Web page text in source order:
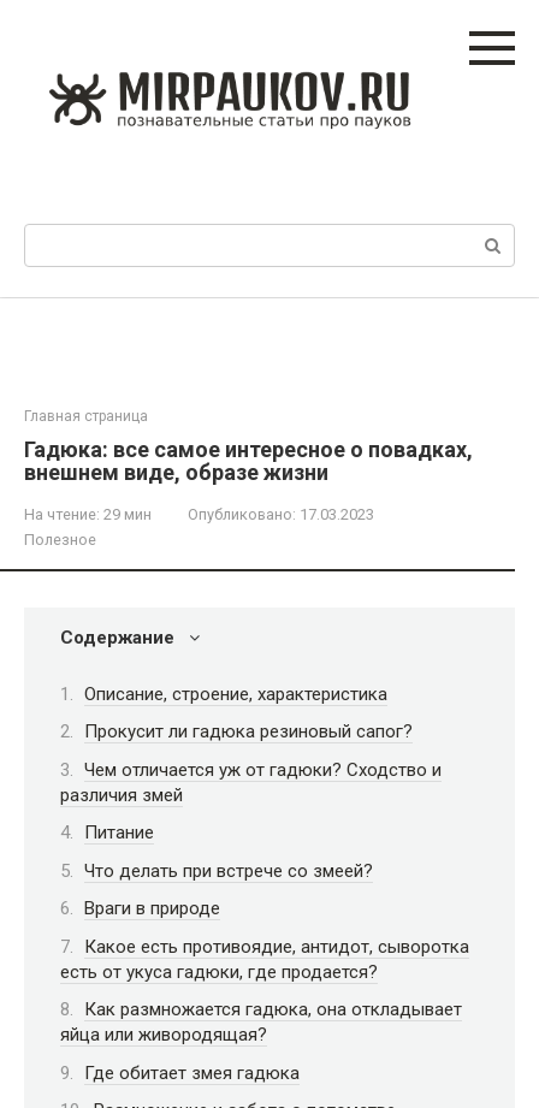
Главная страница
Гадюка: все самое интересное о повадках,
внешнем виде, образе жизни
На чтение: 29 мин Опубликовано: 17.03.2023
Полезное
Содержание
Описание, строение, характеристика
Прокусит ли гадюка резиновый сапог?
Чем отличается уж от гадюки? Сходство и
различия змей
Питание
Что делать при встрече со змеей?
Враги в природе
Какое есть противоядие, антидот, сыворотка
есть от укуса гадюки, где продается?
Как размножается гадюка, она откладывает
яйца или живородящая?
Где обитает змея гадюка